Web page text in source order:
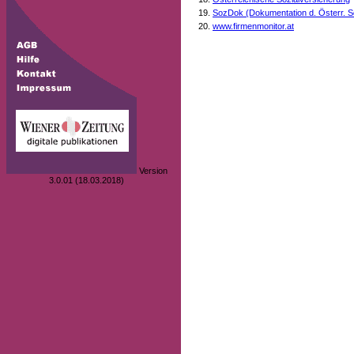
Version
3.0.01 (18.03.2018)
SozDok (Dokumentation d. Österr.
www.firmenmonitor.at